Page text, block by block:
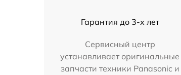
Гарантия до 3-х лет
Сервисный центр
устанавливает оригинальные
запчасти техники Panasonic и